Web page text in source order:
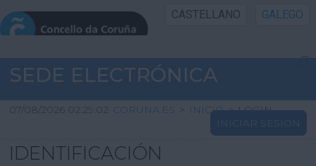
CASTELLANO GALEGO
INICIO SEDE
INICIO
INFORMACIÓN PÚBLICA
SEDE ELECTRÓNICA
07/08/2026 02:29:02 CORUNA.ES > INICIO > LOGIN
INICIAR SESIÓN
IDENTIFICACIÓN